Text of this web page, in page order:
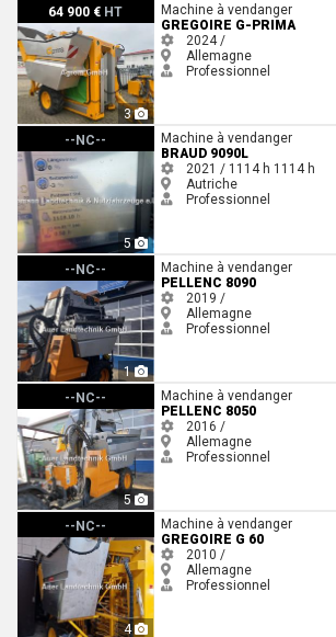
64 900 € HT
3
Gregoire G-Prima
Machine à vendanger
GREGOIRE G-PRIMA
2024 /
Allemagne
Professionnel
--NC--
5
Braud 9090L
Machine à vendanger
BRAUD 9090L
2021 / 1114 h 1114 h
Autriche
Professionnel
--NC--
1
Pellenc 8090
Machine à vendanger
PELLENC 8090
2019 /
Allemagne
Professionnel
--NC--
5
Pellenc 8050
Machine à vendanger
PELLENC 8050
2016 /
Allemagne
Professionnel
--NC--
4
Gregoire G 60
Machine à vendanger
GREGOIRE G 60
2010 /
Allemagne
Professionnel